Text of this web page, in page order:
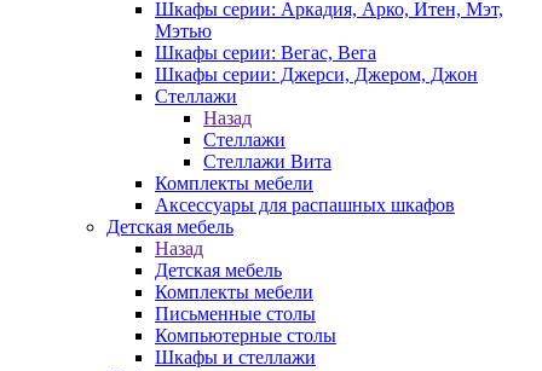
Шкафы серии: Аркадия, Арко, Итен, Мэт,
Мэтью
Шкафы серии: Вегас, Вега
Шкафы серии: Джерси, Джером, Джон
Стеллажи
Назад
Стеллажи
Стеллажи Вита
Комплекты мебели
Аксессуары для распашных шкафов
Детская мебель
Назад
Детская мебель
Комплекты мебели
Письменные столы
Компьютерные столы
Шкафы и стеллажи